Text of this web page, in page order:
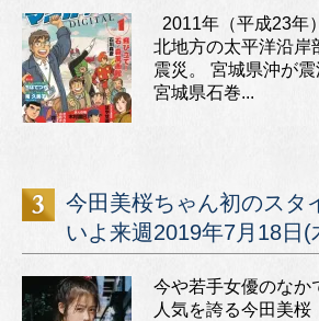
2011年（平成23年
北地方の太平洋沿岸
震災。 宮城県沖が
宮城県石巻...
今田美桜ちゃん初のスタ
いよ来週2019年7月18日(
今や若手女優のなか
人気を誇る今田美